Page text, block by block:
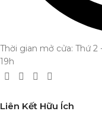
Thời gian mở cửa: Thứ
19h
Liên Kết Hữu Ích